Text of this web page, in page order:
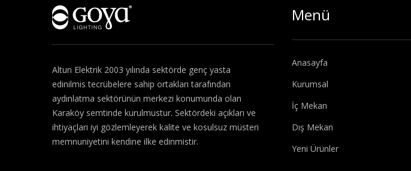
Hakkımızda
Altun Elektrik 2003 yılında sektörde genç yasta
edinilmis tecrübelere sahip ortakları tarafından
aydınlatma sektörünün merkezi konumunda olan
Karaköy semtinde kurulmustur. Sektördeki açıkları ve
ihtiyaçları iyi gözlemleyerek kalite ve kosulsuz müsteri
memnuniyetini kendine ilke edinmistir.
Menü
Anasayfa
Kurumsal
İç Mekan
Dış Mekan
Yeni Ürünler